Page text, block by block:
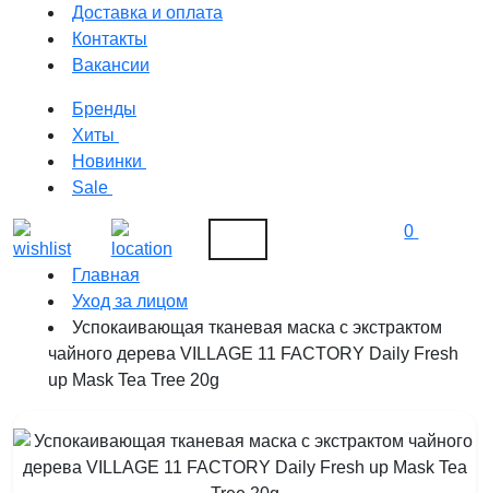
Доставка и оплата
Контакты
Вакансии
Бренды
Хиты
Новинки
Sale
0
Главная
Уход за лицом
Успокаивающая тканевая маска с экстрактом
чайного дерева VILLAGE 11 FACTORY Daily Fresh
up Mask Tea Tree 20g